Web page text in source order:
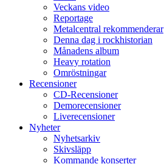
Veckans video
Reportage
Metalcentral rekommenderar
Denna dag i rockhistorian
Månadens album
Heavy rotation
Omröstningar
Recensioner
CD-Recensioner
Demorecensioner
Liverecensioner
Nyheter
Nyhetsarkiv
Skivsläpp
Kommande konserter